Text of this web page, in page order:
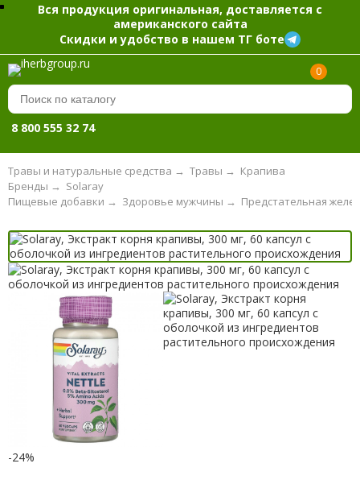
Вся продукция оригинальная, доставляется с
американского сайта
Скидки и удобство в нашем ТГ боте
0
8 800 555 32 74
Травы и натуральные средства → Травы → Крапива
Solaray
Бренды →
Предстательная
Здоровье мужчины →
Пищевые добавки →
-24%